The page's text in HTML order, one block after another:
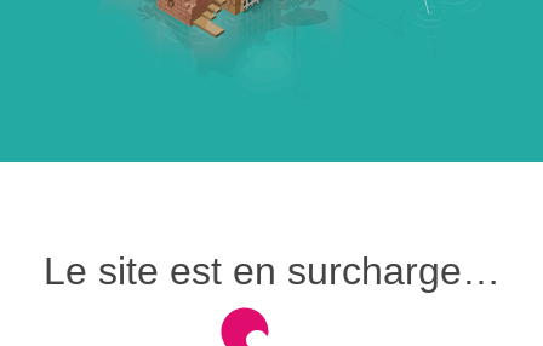
Le site est en surcharge…